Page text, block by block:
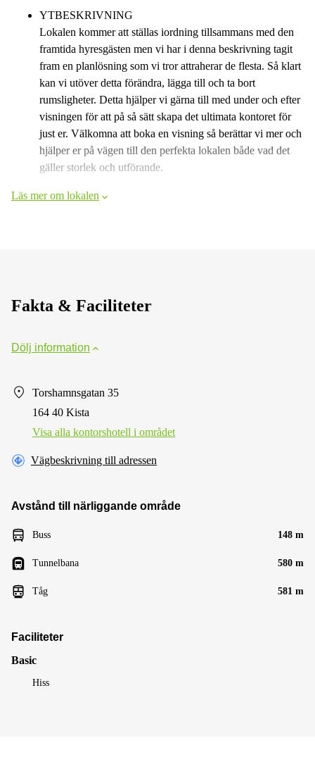
YTBESKRIVNING
Lokalen kommer att ställas iordning tillsammans med den
framtida hyresgästen men vi har i denna beskrivning tagit
fram en planlösning som vi tror attraherar de flesta. Så klart
kan vi utöver detta förändra, lägga till och ta bort
rumsligheter. Detta hjälper vi gärna till med under och efter
visningen för att på så sätt skapa det ultimata kontoret för
just er. Välkomna att boka en visning så berättar vi mer och
hjälper er på vägen till den perfekta lokalen både vad det
gäller storlek och utförande.
Läs mer om lokalen
Fakta & Faciliteter
Dölj information
Torshamnsgatan 35
164 40 Kista
Visa alla kontorshotell i området
Vägbeskrivning till adressen
Avstånd till närliggande område
Buss 148 m
Tunnelbana 580 m
Tåg 581 m
Faciliteter
Basic
Hiss